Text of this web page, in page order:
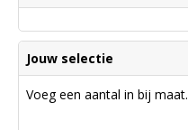
Jouw selectie
Voeg een aantal in bij maat.